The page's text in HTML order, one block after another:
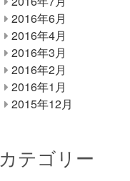
2016年6月
2016年4月
2016年3月
2016年2月
2016年1月
2015年12月
カテゴリー